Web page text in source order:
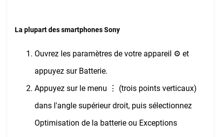
La plupart des smartphones Sony
Ouvrez les paramètres de votre appareil ⚙︎ et
appuyez sur Batterie.
Appuyez sur le menu ⋮ (trois points verticaux)
dans l'angle supérieur droit, puis sélectionnez
Optimisation de la batterie ou Exceptions